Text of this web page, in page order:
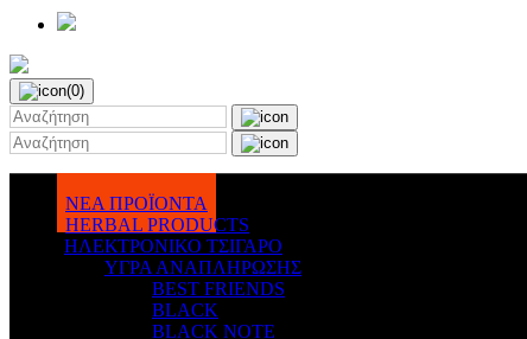
(0)
ΝΕΑ ΠΡΟΪΟΝΤΑ
HERBAL PRODUCTS
ΗΛΕΚΤΡΟΝΙΚΟ ΤΣΙΓΑΡΟ
ΥΓΡΑ ΑΝΑΠΛΗΡΩΣΗΣ
BEST FRIENDS
BLACK
BLACK NOTE